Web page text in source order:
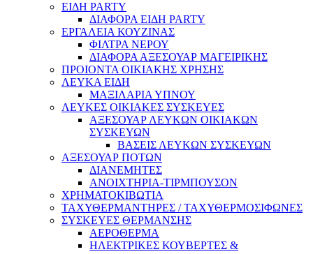
ΕΙΔΗ PARTY
ΔΙΑΦΟΡΑ ΕΙΔΗ PARTY
ΕΡΓΑΛΕΙΑ ΚΟΥΖΙΝΑΣ
ΦΙΛΤΡΑ ΝΕΡΟΥ
ΔΙΑΦΟΡΑ ΑΞΕΣΟΥΑΡ ΜΑΓΕΙΡΙΚΗΣ
ΠΡΟΙΟΝΤΑ ΟΙΚΙΑΚΗΣ ΧΡΗΣΗΣ
ΛΕΥΚΑ ΕΙΔΗ
ΜΑΞΙΛΑΡΙΑ ΥΠΝΟΥ
ΛΕΥΚΕΣ ΟΙΚΙΑΚΕΣ ΣΥΣΚΕΥΕΣ
ΑΞΕΣΟΥΑΡ ΛΕΥΚΩΝ ΟΙΚΙΑΚΩΝ
ΣΥΣΚΕΥΩΝ
ΒΑΣΕΙΣ ΛΕΥΚΩΝ ΣΥΣΚΕΥΩΝ
ΑΞΕΣΟΥΑΡ ΠΟΤΩΝ
ΔΙΑΝΕΜΗΤΕΣ
ΑΝΟΙΧΤΗΡΙΑ-ΤΙΡΜΠΟΥΣΟΝ
ΧΡΗΜΑΤΟΚΙΒΩΤΙΑ
ΤΑΧΥΘΕΡΜΑΝΤΗΡΕΣ / ΤΑΧΥΘΕΡΜΟΣΙΦΩΝΕΣ
ΣΥΣΚΕΥΕΣ ΘΕΡΜΑΝΣΗΣ
ΑΕΡΟΘΕΡΜΑ
ΗΛΕΚΤΡΙΚΕΣ ΚΟΥΒΕΡΤΕΣ &